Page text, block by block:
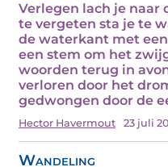
Verlegen lach je naar
te vergeten sta je te
de waterkant met
een stem om het
woorden terug in
verloren door het
gedwongen door de
Hector Havermout 23 juli
Wandeling